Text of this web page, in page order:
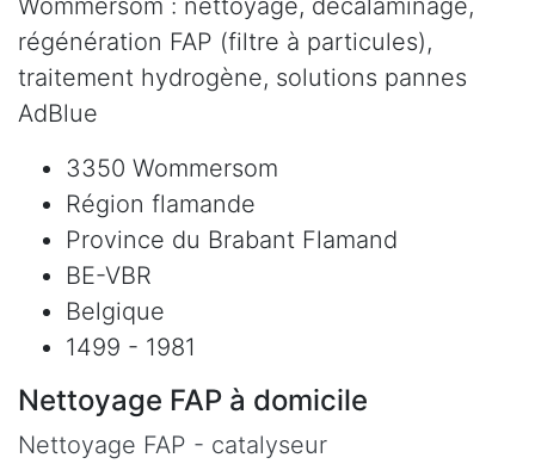
Wommersom : nettoyage, décalaminage,
régénération FAP (filtre à particules),
traitement hydrogène, solutions pannes
AdBlue
3350 Wommersom
Région flamande
Province du Brabant Flamand
BE-VBR
Belgique
1499 - 1981
Nettoyage FAP à domicile
Nettoyage FAP - catalyseur